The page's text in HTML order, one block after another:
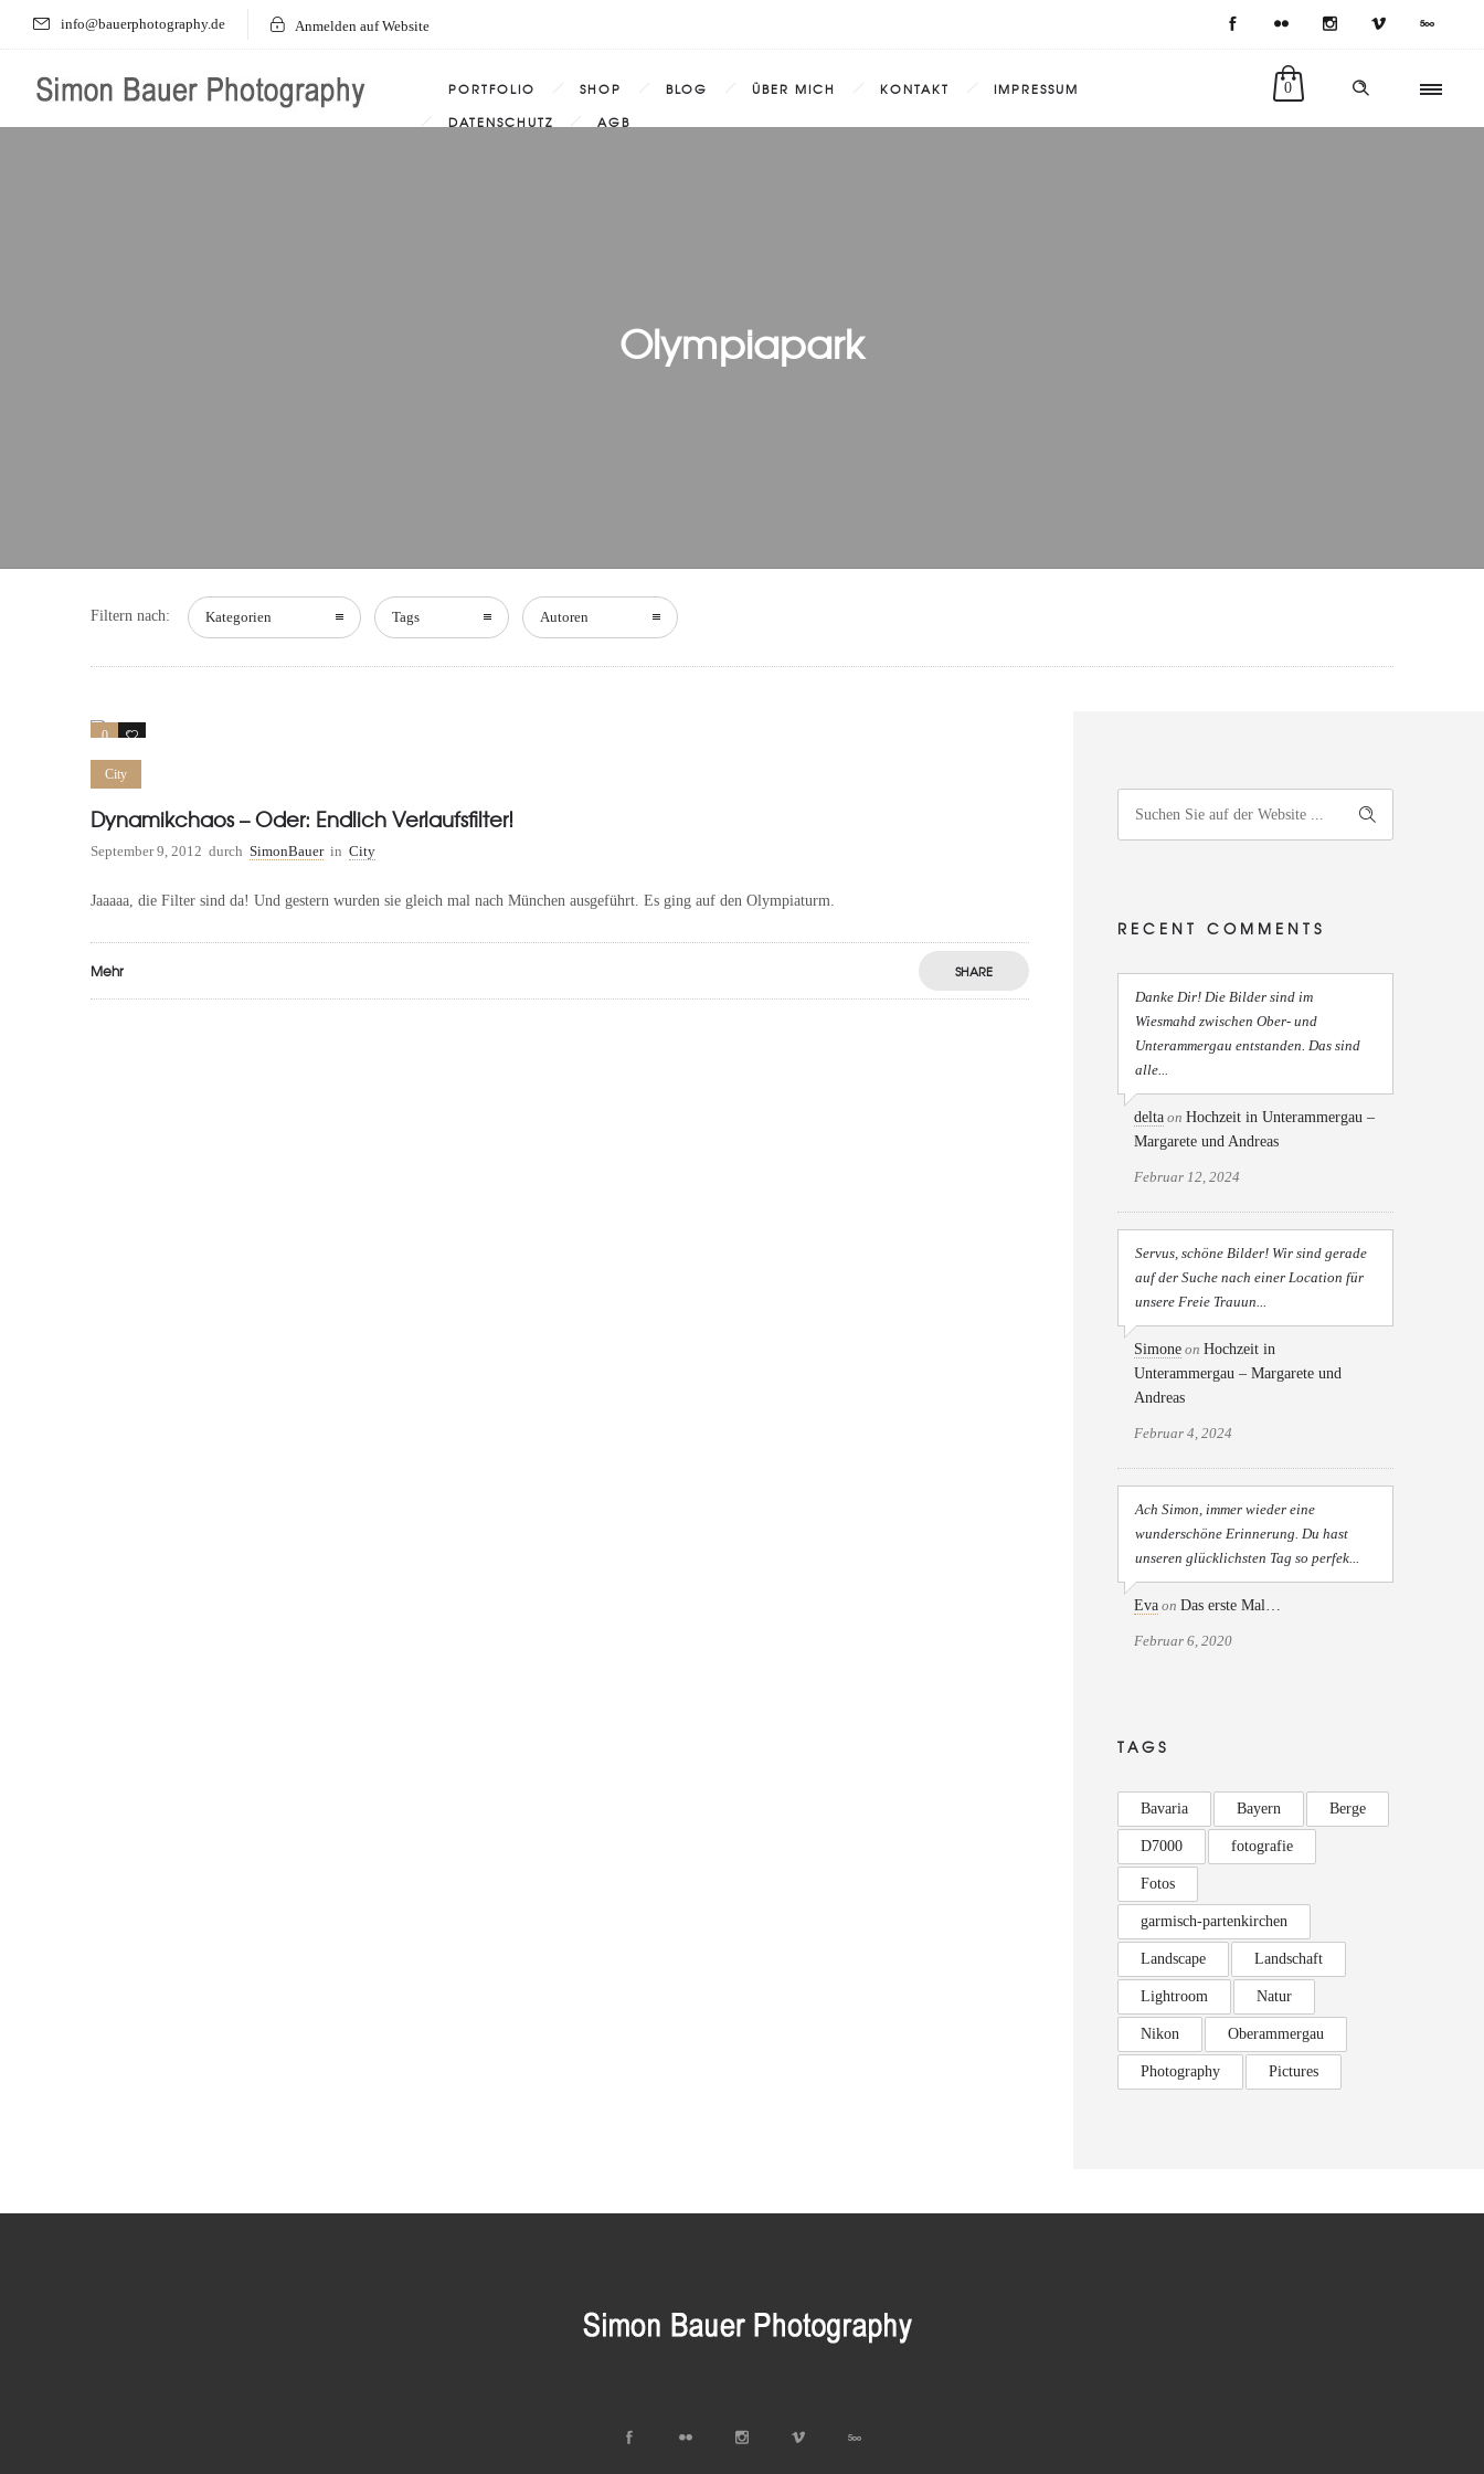
info@bauerphotography.de Anmelden auf Website
0
PORTFOLIO SHOP BLOG ÜBER MICH KONTAKT
IMPRESSUM
DATENSCHUTZ
AGB
Olympiapark
Filtern nach: Kategorien Tags Autoren
0 0
City
Dynamikchaos – Oder: Endlich Verlaufsfilter!
September 9, 2012 durch SimonBauer in City
Jaaaaa, die Filter sind da! Und gestern wurden sie gleich mal nach München ausgeführt. Es ging auf den Olympiaturm.
Mehr SHARE
RECENT COMMENTS
Danke Dir! Die Bilder sind im
Wiesmahd zwischen Ober- und
Unterammergau entstanden. Das sind
alle...
delta on Hochzeit in Unterammergau –
Margarete und Andreas
Februar 12, 2024
Servus, schöne Bilder! Wir sind gerade
auf der Suche nach einer Location für
unsere Freie Trauun...
Simone on Hochzeit in
Unterammergau – Margarete und
Andreas
Februar 4, 2024
Ach Simon, immer wieder eine
wunderschöne Erinnerung. Du hast
unseren glücklichsten Tag so perfek...
Eva on Das erste Mal…
Februar 6, 2020
TAGS
Bavaria Bayern Berge
D7000 fotografie
Fotos
garmisch-partenkirchen
Landscape Landschaft
Lightroom Natur
Nikon Oberammergau
Photography Pictures